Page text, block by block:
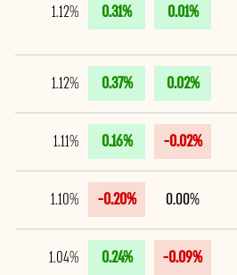
0.01%
0.31%
1.12%
0.02%
0.37%
1.12%
-0.02%
0.16%
1.11%
0.00%
-0.20%
1.10%
-0.09%
0.24%
1.04%